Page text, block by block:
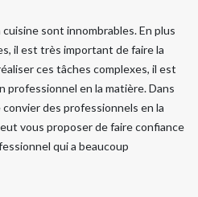
sont innombrables. En plus
il est très important de faire la
ces tâches complexes, il est
en la matière. Dans
des professionnels en la
vous proposer de faire confiance
qui a beaucoup